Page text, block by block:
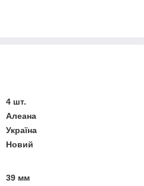
4 шт.
Алеана
Україна
Новий
39 мм